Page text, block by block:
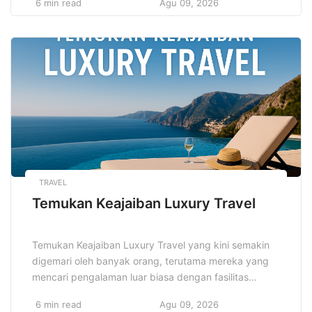
memberikan ruang bagi inovasi, di mana pengusaha
dengan kebutuhan konsumen, seperti makanan sehat
dan praktis. Makanan beku sangat digemari karena
kemudahannya dalam penyimpanan dan konsumsi.
6 min read Agu 09, 2026
TRAVEL
Temukan Keajaiban Luxury Travel
Temukan Keajaiban Luxury Travel yang kini semakin
digemari oleh banyak orang, terutama mereka yang
mencari pengalaman luar biasa dengan fasilitas
kenyamanan dan kualitas adalah prioritas utama.
6 min read Agu 09, 2026